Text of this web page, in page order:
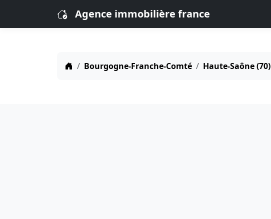
Agence immobilière france
Bourgogne-Franche-Comté Haute-Saône (70)